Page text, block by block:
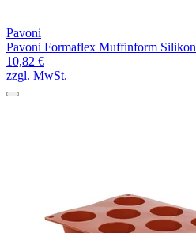
Pavoni
Pavoni Formaflex Muffinform
10,82 €
zzgl. MwSt.